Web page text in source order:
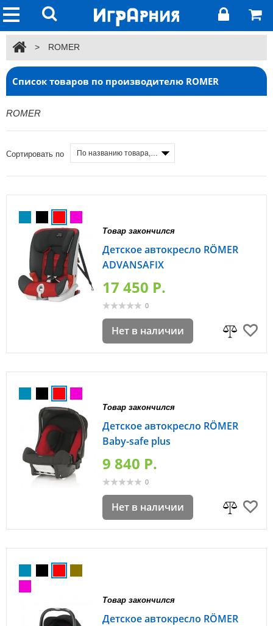
> ROMER
Список товаров по производителю ROMER
ROMER
Сортировать по По названию товара, от А до Я
Товар закончился
Детское автокресло RÖMER
ADVANSAFIX
17 450 P.
0
Нет в наличии
Товар закончился
Детское автокресло RÖMER
Baby-safe plus
9 840 P.
0
Нет в наличии
Товар закончился
Детское автокресло RÖMER